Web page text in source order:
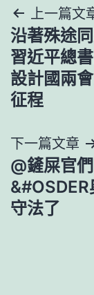
文
章
導
覽
上一篇文
沿著殊途
習近平總
設計國兩
征程
下一篇文章
@鏟屎官
守法了